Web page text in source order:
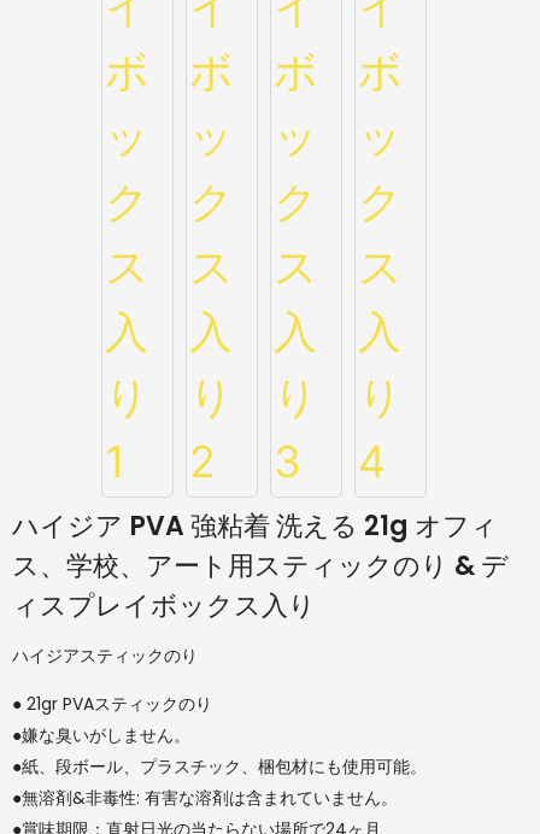
ハイジア PVA 強粘着 洗える 21g オフィ
ス、学校、アート用スティックのり & デ
ィスプレイボックス入り
ハイジアスティックのり
● 21gr PVAスティックのり
●嫌な臭いがしません。
●紙、段ボール、プラスチック、梱包材にも使用可能。
●無溶剤&非毒性: 有害な溶剤は含まれていません。
●賞味期限：直射日光の当たらない場所で24ヶ月